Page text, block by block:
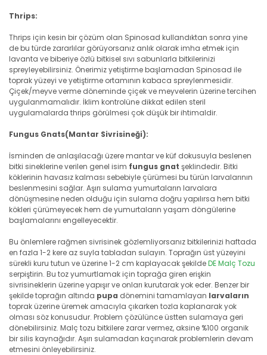
Thrips:
Thrips için kesin bir çözüm olan Spinosad kullandıktan sonra yine
de bu türde zararlılar görüyorsanız anlık olarak imha etmek için
lavanta ve biberiye özlü bitkisel sıvı sabunlarla bitkilerinizi
spreyleyebilirsiniz. Önerimiz yetiştirme başlamadan Spinosad ile
toprak yüzeyi ve yetiştirme ortamının kabaca spreylenmesidir.
Çiçek/meyve verme döneminde çiçek ve meyvelerin üzerine tercihen
uygulanmamalıdır. İklim kontrolüne dikkat edilen steril
uygulamalarda thrips görülmesi çok düşük bir ihtimaldir.
Fungus Gnats(Mantar Sivrisineği):
İsminden de anlaşılacağı üzere mantar ve küf dokusuyla beslenen
bitki sineklerine verilen genel isim fungus gnat şeklindedir. Bitki
köklerinin havasız kalması sebebiyle çürümesi bu türün larvalarının
beslenmesini sağlar. Aşırı sulama yumurtaların larvalara
dönüşmesine neden olduğu için sulama doğru yapılırsa hem bitki
kökleri çürümeyecek hem de yumurtaların yaşam döngülerine
başlamalarını engelleyecektir.
Bu önlemlere rağmen sivrisinek gözlemliyorsanız bitkilerinizi haftada
en fazla 1-2 kere az suyla tabladan sulayın. Toprağın üst yüzeyini
sürekli kuru tutun ve üzerine 1-2 cm kaplayacak şekildeDE Malç Tozu
serpiştirin. Bu toz yumurtlamak için toprağa giren erişkin
sivrisineklerin üzerine yapışır ve onları kurutarak yok eder. Benzer bir
şekilde toprağın altında pupa dönemini tamamlayan larvaların
toprak üzerine üremek amacıyla çıkarken tozla kaplanarak yok
olması söz konusudur. Problem çözülünce üstten sulamaya geri
dönebilirsiniz. Malç tozu bitkilere zarar vermez, aksine %100 organik
bir silis kaynağıdır. Aşırı sulamadan kaçınarak problemlerin devam
etmesini önleyebilirsiniz.